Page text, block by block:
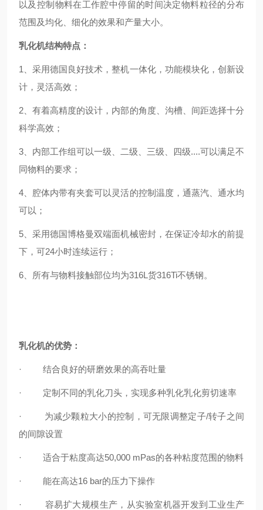
以及控制物料在工作腔中停留的时间决定物料粒径的分布
范围及均化、细化的效果和产量大小。
乳化机结构特点：
1、采用德国良好技术，整机一体化，功能模块化，创新设
计，灵活高效；
2、有着高精度的设计，内部的角度、沟槽、间距选择十分
科学高效；
3、内部工作组可以一级、二级、三级、四级....可以满足不
同物料的要求；
4、腔体内带有夹套可以灵活的控制温度，通蒸汽、通水均
可以；
5、采用德国博格曼双端面机械密封，在保证冷却水的前提
下，可24小时连续运行；
6、所有与物料接触部位均为316L货316Ti不锈钢。
乳化机的优势：
· 结合良好的研磨效果的高吞吐量
· 定制不同的乳化刀头，实现多种乳化乳化剪切速率
·
为减少颗粒大小的控制，可无限调整定子/转子之间
的间隙设置
· 适合于粘度高达50,000 mPas的各种粘度范围的物料
· 能在高达16 bar的压力下操作
·
容易扩大规模生产，从实验室机器开发到工业生产